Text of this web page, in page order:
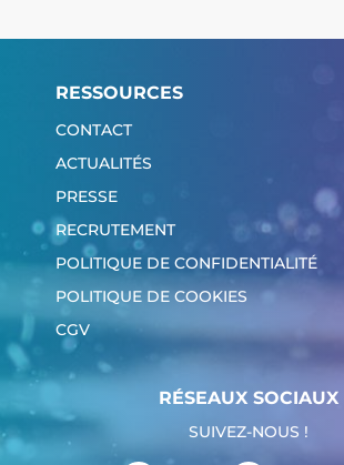
RESSOURCES
CONTACT
ACTUALITÉS
PRESSE
RECRUTEMENT
POLITIQUE DE CONFIDENTIALITÉ
POLITIQUE DE COOKIES
CGV
RÉSEAUX SOCIAUX
SUIVEZ-NOUS !